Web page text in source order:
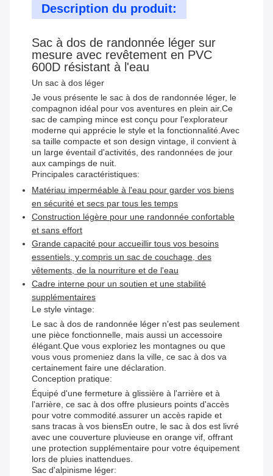
Description du produit:
Sac à dos de randonnée léger sur
mesure avec revêtement en PVC
600D résistant à l'eau
Un sac à dos léger
Je vous présente le sac à dos de randonnée léger, le
compagnon idéal pour vos aventures en plein air.Ce
sac de camping mince est conçu pour l'explorateur
moderne qui apprécie le style et la fonctionnalité.Avec
sa taille compacte et son design vintage, il convient à
un large éventail d'activités, des randonnées de jour
aux campings de nuit.
Principales caractéristiques:
Matériau imperméable à l'eau pour garder vos biens
en sécurité et secs par tous les temps
Construction légère pour une randonnée confortable
et sans effort
Grande capacité pour accueillir tous vos besoins
essentiels, y compris un sac de couchage, des
vêtements, de la nourriture et de l'eau
Cadre interne pour un soutien et une stabilité
supplémentaires
Le style vintage:
Le sac à dos de randonnée léger n'est pas seulement
une pièce fonctionnelle, mais aussi un accessoire
élégant.Que vous exploriez les montagnes ou que
vous vous promeniez dans la ville, ce sac à dos va
certainement faire une déclaration.
Conception pratique:
Équipé d'une fermeture à glissière à l'arrière et à
l'arrière, ce sac à dos offre plusieurs points d'accès
pour votre commodité.assurer un accès rapide et
sans tracas à vos biensEn outre, le sac à dos est livré
avec une couverture pluvieuse en orange vif, offrant
une protection supplémentaire pour votre équipement
lors de pluies inattendues.
Sac d'alpinisme léger: